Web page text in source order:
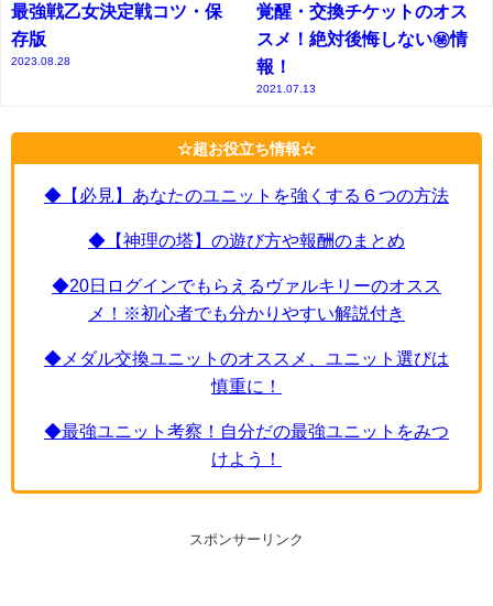
最強戦乙女決定戦コツ・保
存版
2023.08.28
覚醒・交換チケットのオス
スメ！絶対後悔しない㊙情
報！
2021.07.13
☆超お役立ち情報☆
◆【必見】あなたのユニットを強くする６つの方法
◆【神理の塔】の遊び方や報酬のまとめ
◆20日ログインでもらえるヴァルキリーのオスス
メ！※初心者でも分かりやすい解説付き
◆メダル交換ユニットのオススメ、ユニット選びは
慎重に！
◆最強ユニット考察！自分だの最強ユニットをみつ
けよう！
スポンサーリンク